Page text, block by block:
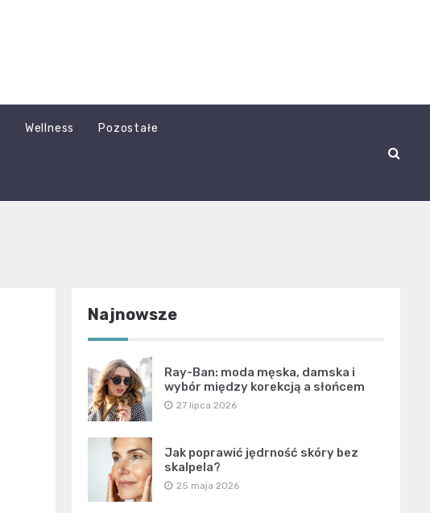
Wellness Pozostałe
Najnowsze
Ray-Ban: moda męska, damska i
wybór między korekcją a słońcem
27 lipca 2026
Jak poprawić jędrność skóry bez
skalpela?
25 maja 2026